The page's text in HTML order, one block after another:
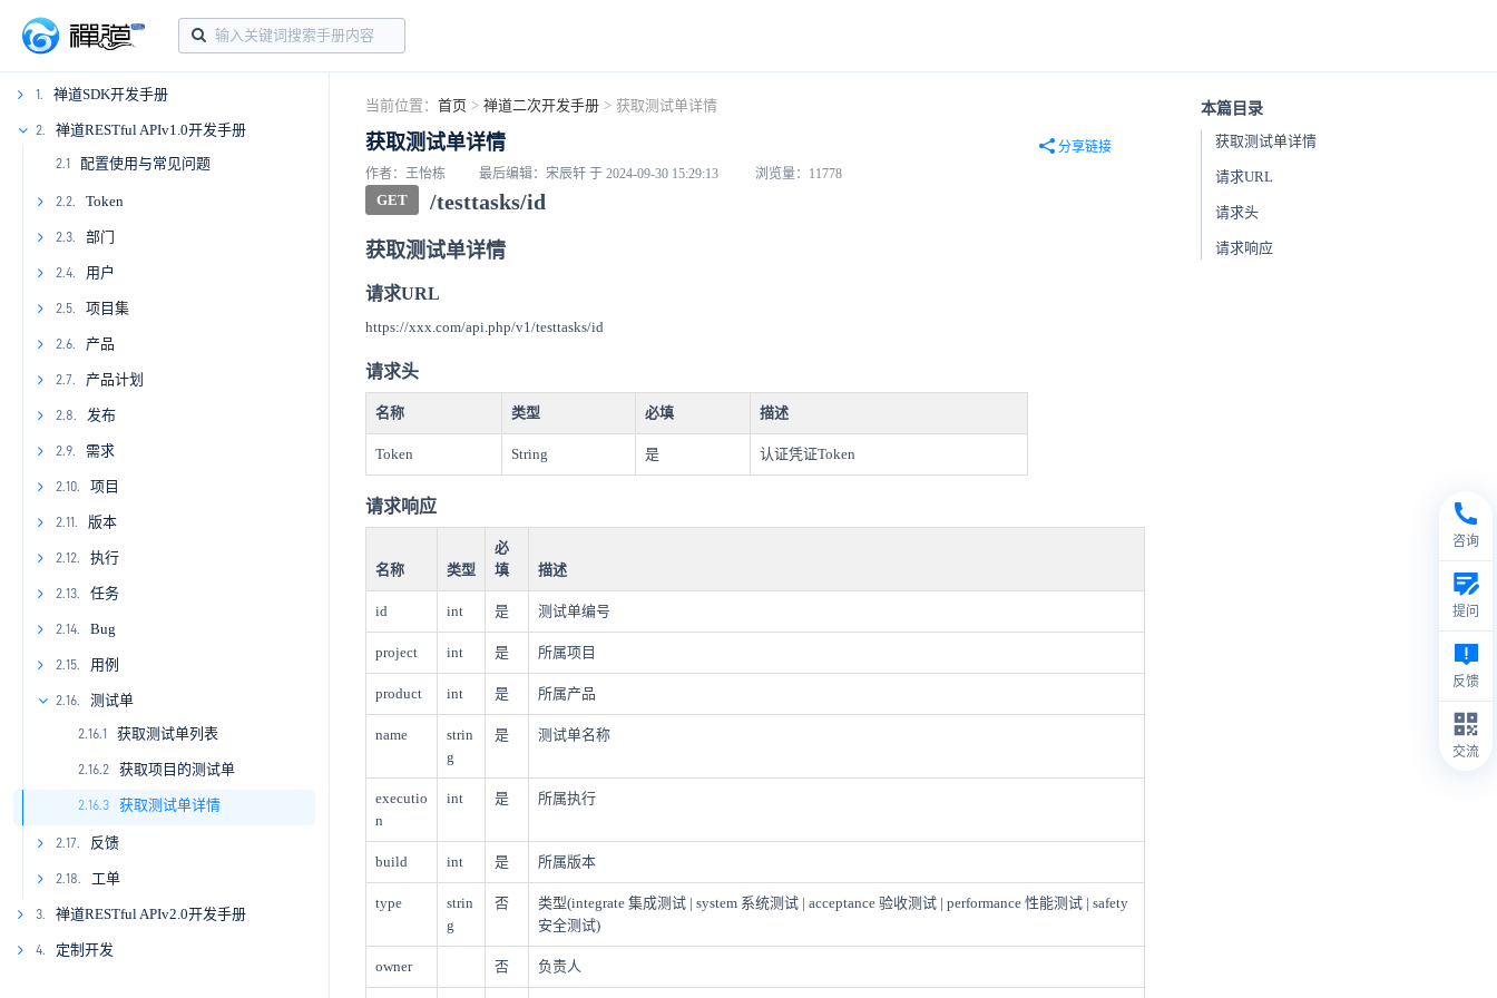
1. 禅道SDK开发手册
1.1
1.2
1.3.
1.3.1
1.3.2
1.4.
1.4.1
1.4.2
1.4.3
1.5.
1.5.1
1.5.2
1.5.3
1.6.
1.6.1
1.6.2
1.6.3
1.7.
1.7.1
1.7.2
1.7.3
1.7.4
1.7.5
1.8.
1.8.1
1.8.2
1.8.3
1.8.4
1.8.5
2. 禅道RESTful APIv1.0开发手册
2.1 配置使用与常见问题
2.2. Token
2.2.1
2.3. 部门
2.3.1
2.3.2
2.4. 用户
2.4.1
2.4.2
2.4.3
2.4.4
2.4.5
2.4.6
2.5. 项目集
2.5.1
2.5.2
2.5.3
2.5.4
2.5.5
2.6. 产品
2.6.1
2.6.2
2.6.3
2.6.4
2.6.5
2.7. 产品计划
2.7.1
2.7.2
2.7.3
2.7.4
2.7.5
2.7.6
2.7.7
2.7.8
2.7.9
2.8. 发布
2.8.1
2.8.2
2.9. 需求
2.9.1
2.9.2
2.9.3
2.9.4
2.9.5
2.9.6
2.9.7
2.9.8
2.9.9
2.10. 项目
2.10.1
2.10.2
2.10.3
2.10.4
2.10.5
2.11. 版本
2.11.1
2.11.2
2.11.3
2.11.4
2.11.5
2.11.6
2.12. 执行
2.12.1
2.12.2
2.12.3
2.12.4
2.12.5
2.13. 任务
2.13.1
2.13.2
2.13.3
2.13.4
2.13.5
2.13.6
2.13.7
2.13.8
2.13.9
2.13.10
2.14. Bug
2.14.1
2.14.2
2.14.3
2.14.4
2.14.5
2.14.6
2.14.7
2.14.8
2.14.9
2.15. 用例
2.15.1
2.15.2
2.15.3
2.15.4
2.15.5
2.15.6
2.16. 测试单
2.16.1 获取测试单列表
2.16.2 获取项目的测试单
2.16.3 获取测试单详情
2.17. 反馈
2.17.1
2.17.2
2.17.3
2.18. 工单
2.18.1
2.18.2
3. 禅道RESTful APIv2.0开发手册
3.1
4. 定制开发
当前位置： 首页 > 禅道二次开发手册 > 获取测试单详情
获取测试单详情
作者：王怡栋 最后编辑：宋辰轩 于 2024-09-30 15:29:13 浏览量：11778
分享链接
本篇目录
获取测试单详情
请求URL
请求头
请求响应
GET /testtasks/id
获取测试单详情
请求URL
https://xxx.com/api.php/v1/testtasks/id
请求头
名称 类型 必填 描述
Token String 是 认证凭证Token
请求响应
名称 类型
必
填
描述
id int 是 测试单编号
project int 是 所属项目
product int 是 所属产品
name
strin
g
是 测试单名称
executio
n
int 是 所属执行
build int 是 所属版本
type
strin
g
否
类型(integrate 集成测试 | system 系统测试 | acceptance 验收测试 | performance 性能测试 | safety
安全测试)
owner 否 负责人
咨询
提问
反馈
交流